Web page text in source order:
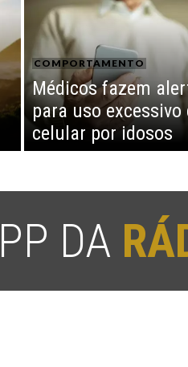
COMPORTAMENTO
Médicos fazem
para uso excessivo
celular por idosos
DA